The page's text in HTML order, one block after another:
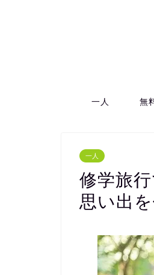
一人 無
一人
修学旅
思い出